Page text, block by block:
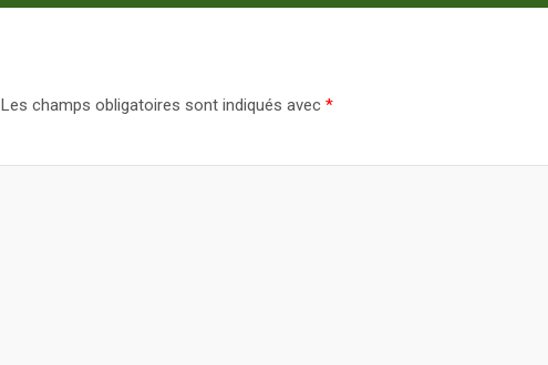
Les champs obligatoires sont indiqués avec *